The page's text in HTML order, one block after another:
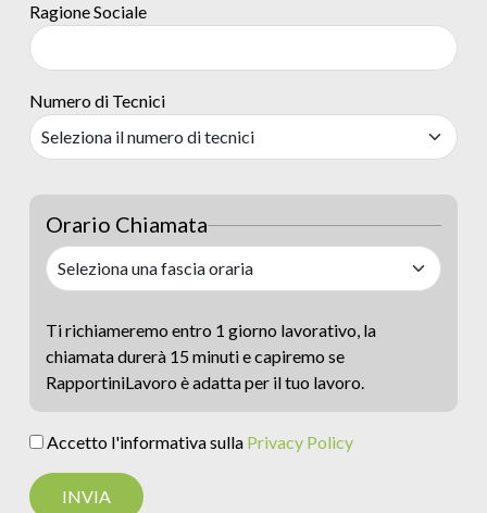
Ragione Sociale
Numero di Tecnici
Orario Chiamata
Ti richiameremo entro 1 giorno lavorativo, la
chiamata durerà 15 minuti e capiremo se
RapportiniLavoro è adatta per il tuo lavoro.
Accetto l'informativa sulla Privacy Policy